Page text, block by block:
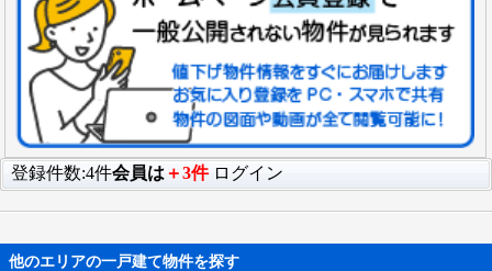
登録件数:4件会員は ＋3件 ログイン
他のエリアの一戸建て物件を探す